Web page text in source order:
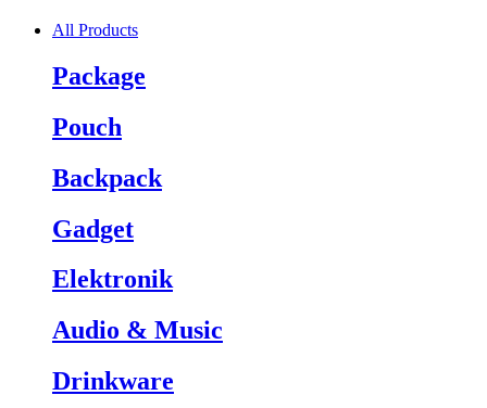
All Products
Package
Pouch
Backpack
Gadget
Elektronik
Audio & Music
Drinkware